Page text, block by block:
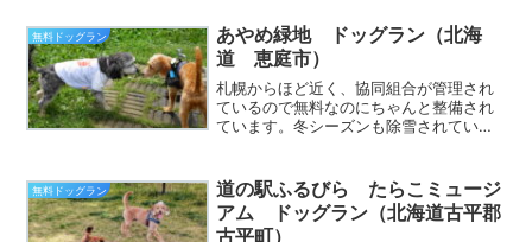
無料ドッグラン
あやめ緑地 ドッグラン（北海
道 恵庭市）
札幌からほど近く、協同組合が管理され
ているので無料なのにちゃんと整備され
ています。冬シーズンも除雪されている
無料ドッグラン
道の駅ふるびら たらこミュージ
アム ドッグラン（北海道古平郡
古平町）